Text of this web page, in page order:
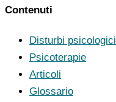
Contenuti
Disturbi psicologici
Psicoterapie
Articoli
Glossario